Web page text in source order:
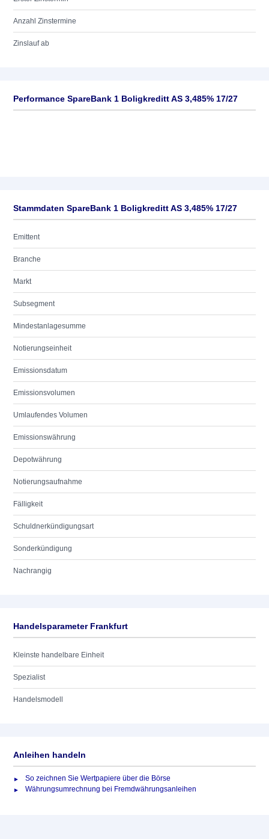
Anzahl Zinstermine
Zinslauf ab
Performance SpareBank 1 Boligkreditt AS 3,485% 17/27
Stammdaten SpareBank 1 Boligkreditt AS 3,485% 17/27
Emittent
Branche
Markt
Subsegment
Mindestanlagesumme
Notierungseinheit
Emissionsdatum
Emissionsvolumen
Umlaufendes Volumen
Emissionswährung
Depotwährung
Notierungsaufnahme
Fälligkeit
Schuldnerkündigungsart
Sonderkündigung
Nachrangig
Handelsparameter Frankfurt
Kleinste handelbare Einheit
Spezialist
Handelsmodell
Anleihen handeln
So zeichnen Sie Wertpapiere über die Börse
Währungsumrechnung bei Fremdwährungsanleihen